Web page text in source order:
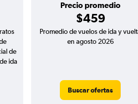
Precio promedio
$459
de
ida
Promedio de vuelos de ida y
en agosto 2026
Buscar ofertas